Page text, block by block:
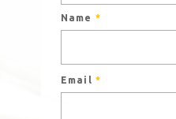
Name *
Email *